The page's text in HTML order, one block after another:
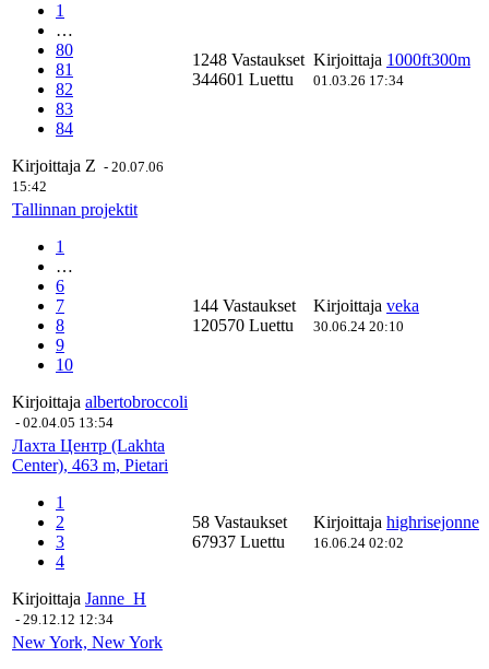
1
…
80
81
82
83
84
Kirjoittaja Z - 20.07.06
15:42
1248 Vastaukset
344601 Luettu
Kirjoittaja 1000ft300m
01.03.26 17:34
Tallinnan projektit
1
…
6
7
8
9
10
Kirjoittaja albertobroccoli
- 02.04.05 13:54
144 Vastaukset
120570 Luettu
Kirjoittaja veka
30.06.24 20:10
Лахта Центр (Lakhta
Center), 463 m, Pietari
1
2
3
4
Kirjoittaja Janne_H
- 29.12.12 12:34
58 Vastaukset
67937 Luettu
Kirjoittaja highrisejonne
16.06.24 02:02
New York, New York